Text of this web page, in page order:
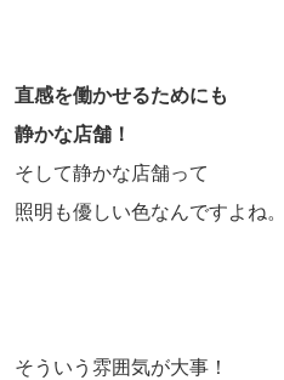
直感を働かせるためにも
静かな店舗！
そして静かな店舗って
照明も優しい色なんですよね。
そういう雰囲気が大事！